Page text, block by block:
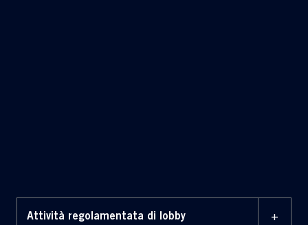
Attività regolamentata di lobby +